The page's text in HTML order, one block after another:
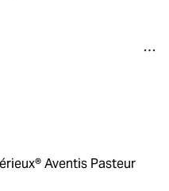
Aventis Pasteur